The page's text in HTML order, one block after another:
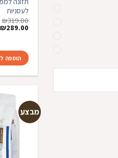
לעסניות
₪319.00
המחיר
₪319.00.
₪289.00
הוספה
מבצע